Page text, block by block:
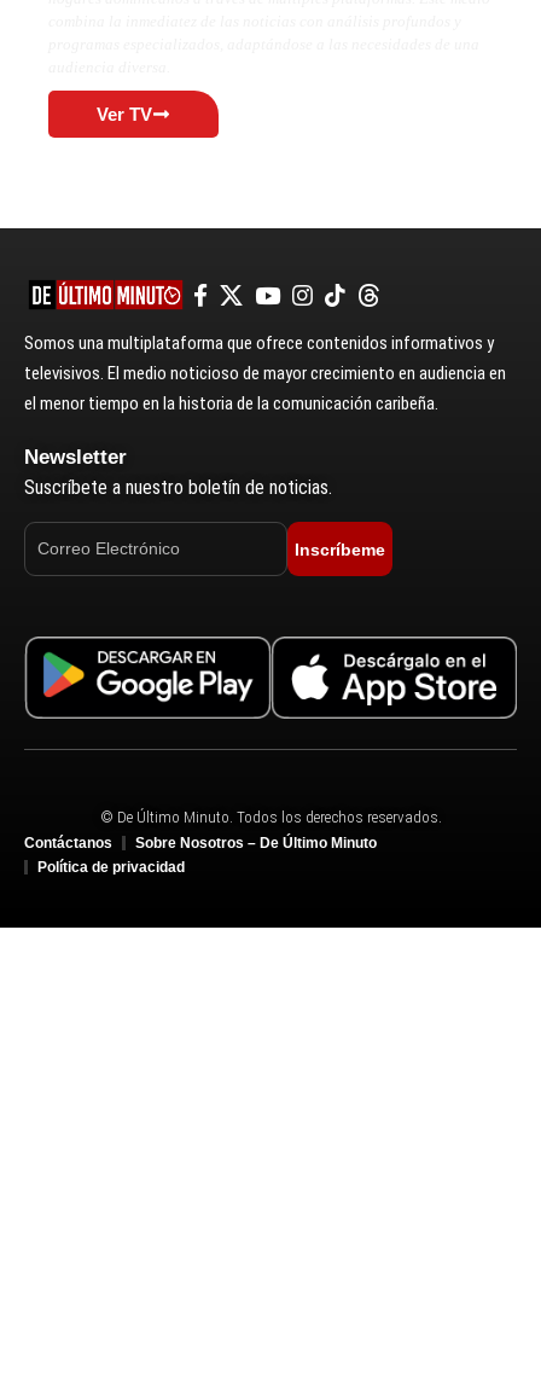
Ver TV
Somos una multiplataforma que ofrece contenidos informativos y
televisivos. El medio noticioso de mayor crecimiento en audiencia en
el menor tiempo en la historia de la comunicación caribeña.
Newsletter
Suscríbete a nuestro boletín de noticias.
Inscríbeme
© De Último Minuto. Todos los derechos reservados.
Contáctanos
Sobre Nosotros – De Último Minuto
Política de privacidad